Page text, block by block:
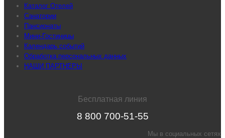
Каталог Отелей
Санатории
Пансионаты
Мини-Гостиницы
Календарь событий
Обработка персональных данных
НАШИ ПАРТНЕРЫ
Бесплатная линия
8 800 700-51-55
Мы в социальных сетях